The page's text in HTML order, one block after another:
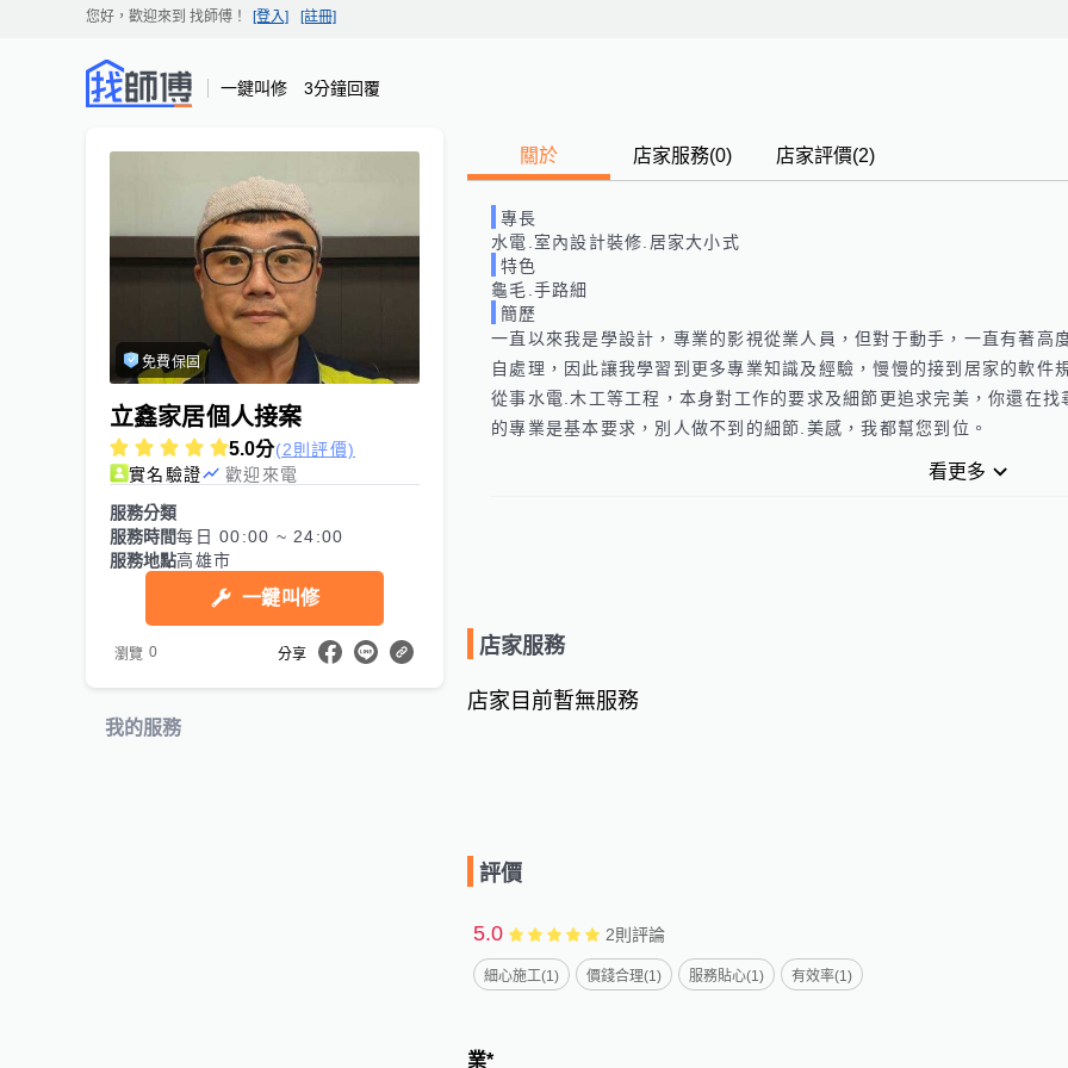
您好，歡迎來到 找師傅 ！ [登入] [註冊]
一鍵叫修 3分鐘回覆
免費保固
立鑫家居個人接案
5.0分(2則評價)
實名驗證
歡迎來電
服務分類
服務時間每日 00:00 ~ 24:00
服務地點高雄市
一鍵叫修
瀏覽 0 分享
我的服務
關於 店家服務(0) 店家評價(2)
專長
水電.室內設計裝修.居家大小式
特色
龜毛.手路細
簡歷
一直以來我是學設計，專業的影視從業人員，但對于動手，一直有著高
自處理，因此讓我學習到更多專業知識及經驗，慢慢的接到居家的軟
從事水電.木工等工程，本身對工作的要求及細節更追求完美，你還在
的專業是基本要求，別人做不到的細節.美感，我都幫您到位。
看更多
店家服務
店家目前暫無服務
評價
5.0 2則評論
細心施工(1) 價錢合理(1) 服務貼心(1) 有效率(1)
業*